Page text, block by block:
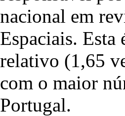
nacional em
Espaciais.
relativo (1,65
com o maior
Portugal.